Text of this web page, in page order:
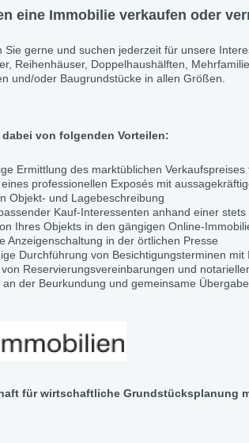
eine Immobilie
Sie gerne und suchen jederzeit für unsere
Reihenhäuser, Doppelhaushälften,
und/oder Baugrundstücke in allen Größen.
von folgenden Vorteilen:
Ermittlung des marktüblichen
eines professionellen Exposés mit
Objekt- und Lagebeschreibung
Kauf-Interessenten anhand einer
Ihres Objekts in den gängigen Online-
Anzeigenschaltung in der örtlichen Presse
Durchführung von Besichtigungsterminen mit
Reservierungsvereinbarungen und
an der Beurkundung und gemeinsame
für wirtschaftliche Grundstücksplanung